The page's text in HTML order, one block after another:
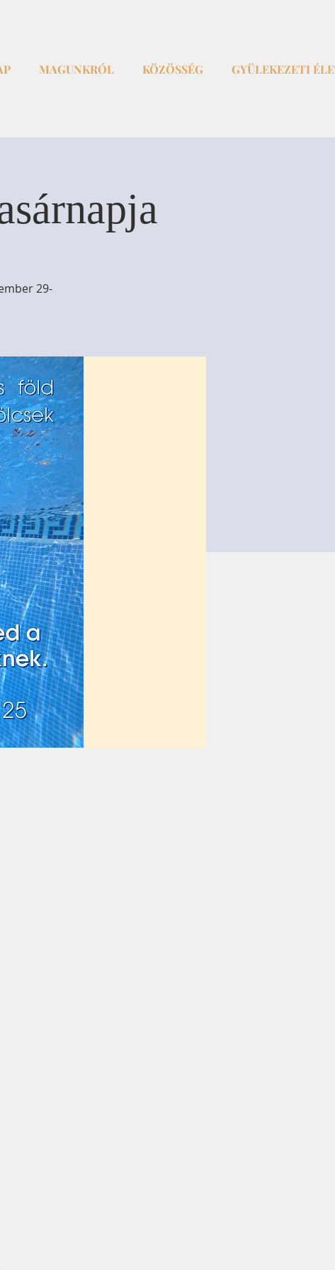
MAGUNKRÓL KÖZÖSSÉG GYÜLEKEZETI
29-